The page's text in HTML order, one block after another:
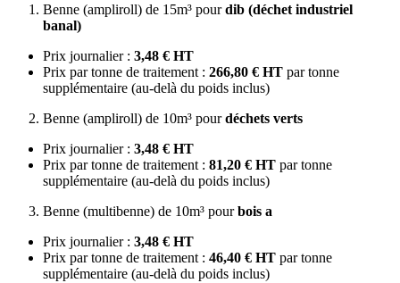
Benne (ampliroll) de 15m³ pourdib (déchet industriel
banal)
Prix journalier : 3,48 € HT
Prix par tonne de traitement : 266,80 € HT par tonne
supplémentaire (au-delà du poids inclus)
Benne (ampliroll) de 10m³ pourdéchets verts
Prix journalier : 3,48 € HT
Prix par tonne de traitement : 81,20 € HT par tonne
supplémentaire (au-delà du poids inclus)
Benne (multibenne) de 10m³ pourbois a
Prix journalier : 3,48 € HT
Prix par tonne de traitement : 46,40 € HT par tonne
supplémentaire (au-delà du poids inclus)